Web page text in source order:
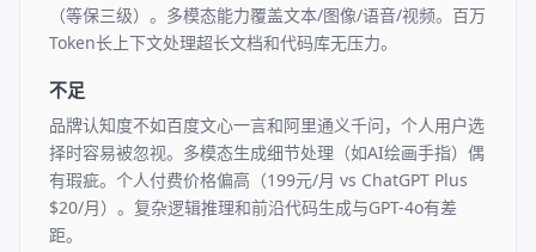
（等保三级）。多模态能力覆盖文本/图像/语音/视频。百万
Token长上下文处理超长文档和代码库无压力。
不足
品牌认知度不如百度文心一言和阿里通义千问，个人用户选
择时容易被忽视。多模态生成细节处理（如AI绘画手指）偶
有瑕疵。个人付费价格偏高（199元/月 vs ChatGPT Plus
$20/月）。复杂逻辑推理和前沿代码生成与GPT-4o有差
距。